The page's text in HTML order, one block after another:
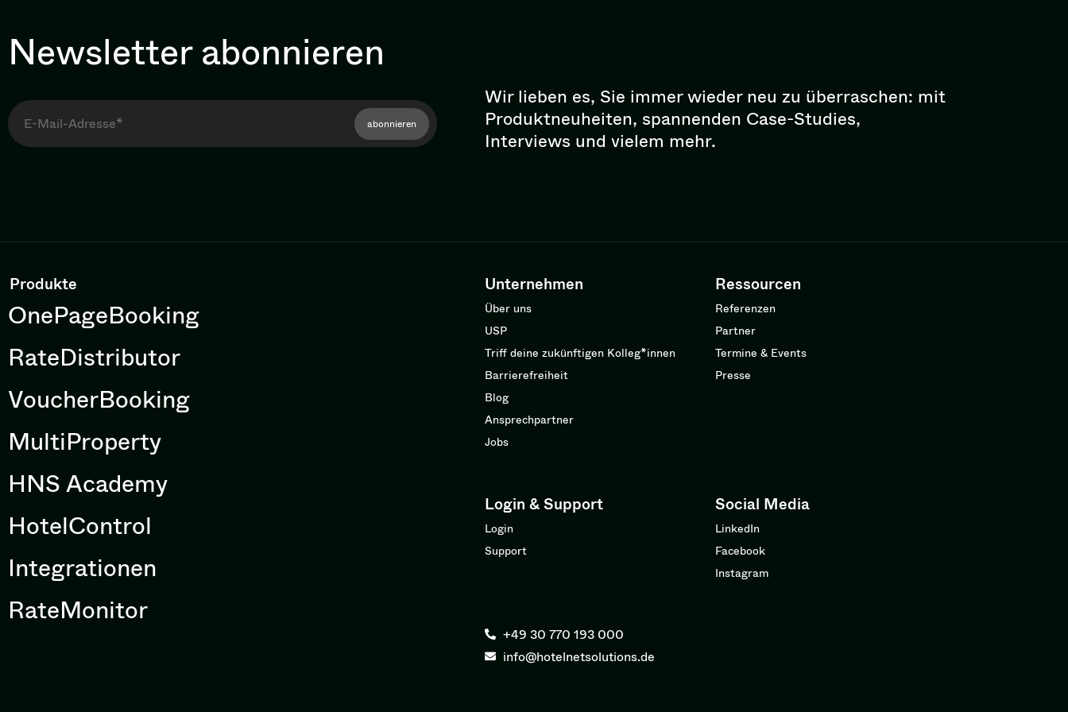
Newsletter abonnieren
abonnieren
Wir lieben es, Sie immer wieder neu zu überraschen: mit
Pro­dukt­neu­hei­ten, spannenden Case-Studies,
Interviews und vielem mehr.
Produkte
OnePageBooking
RateDistributor
VoucherBooking
MultiProperty
HNS Academy
HotelControl
Integrationen
RateMonitor
Unternehmen
Über uns
USP
Triff deine zukünftigen Kolleg*innen
Barrierefreiheit
Blog
Ansprechpartner
Jobs
Ressourcen
Referenzen
Partner
Termine & Events
Presse
Login & Support
Login
Support
Social Media
LinkedIn
Facebook
Instagram
+49 30 770 193 000
info@hotelnetsolutions.de